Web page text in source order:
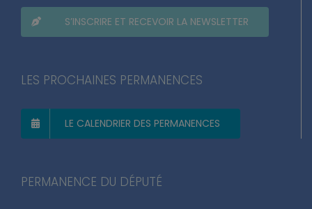
S’INSCRIRE ET RECEVOIR LA NEWSLETTER
LES PROCHAINES PERMANENCES
LE CALENDRIER DES PERMANENCES
PERMANENCE DU DÉPUTÉ